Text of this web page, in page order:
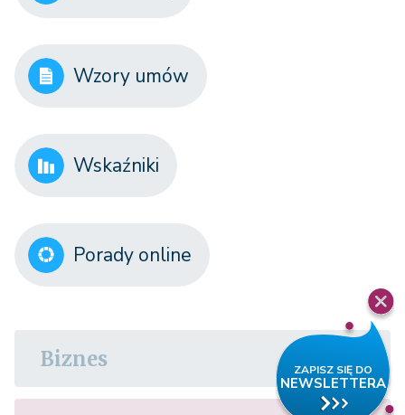
Wzory umów
Wskaźniki
Porady online
Biznes